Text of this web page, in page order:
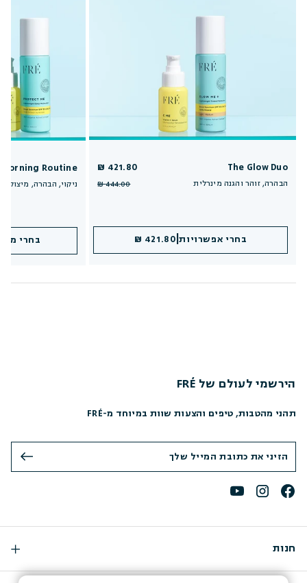
The Glow Duo
הבהרה, זוהר והגנה מינרלית
421.80 ₪
444.00 ₪
בחרי אפשרויות|
421.80 ₪ הוספה לסל|
421.80 ₪
Morning Routine
ניקוי, הבהרה, מיצוק
בחרי
הירשמי לעולם של FRÉ
תהני מהטבות, טיפים והצעות שוות במיוחד מ-FRÉ
חנות